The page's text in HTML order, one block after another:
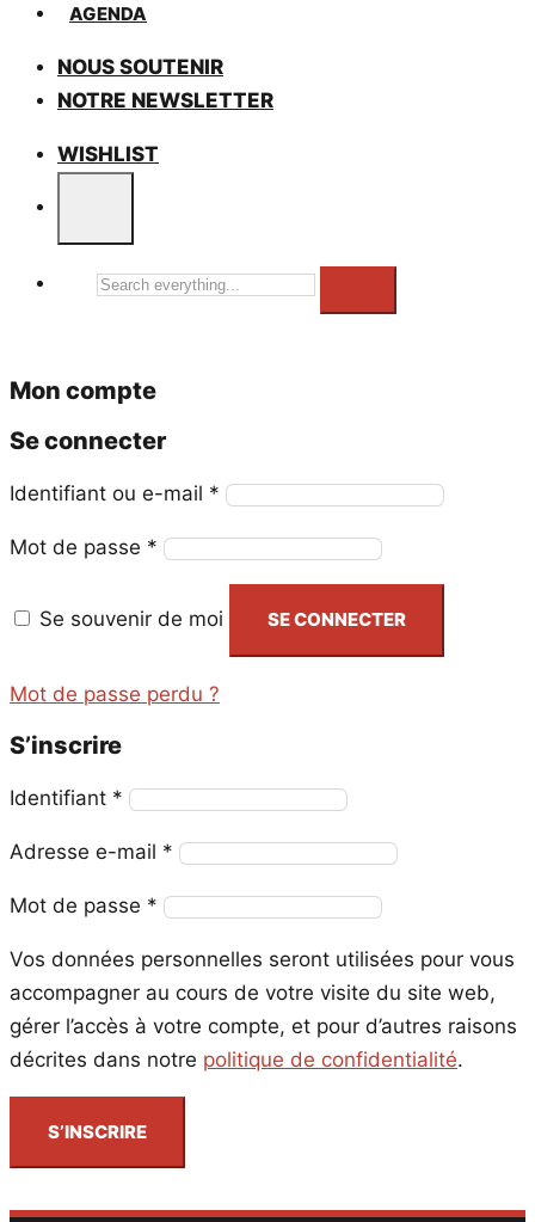
AGENDA
NOUS SOUTENIR
NOTRE NEWSLETTER
WISHLIST
Search
Mon compte
Se connecter
Identifiant ou e-mail * Obligatoire
Mot de passe * Obligatoire
Se souvenir de moi SE CONNECTER
Mot de passe perdu ?
S’inscrire
Identifiant * Obligatoire
Adresse e-mail * Obligatoire
Mot de passe * Obligatoire
Vos données personnelles seront utilisées pour vous
accompagner au cours de votre visite du site web,
gérer l’accès à votre compte, et pour d’autres raisons
décrites dans notre politique de confidentialité.
S’INSCRIRE